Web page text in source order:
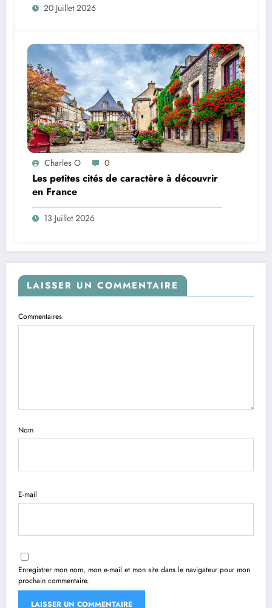
20 Juillet 2026
Charles O 0
Les petites cités de caractère à découvrir
en France
13 Juillet 2026
LAISSER UN COMMENTAIRE
Commentaires
Nom
E-mail
Enregistrer mon nom, mon e-mail et mon site dans le navigateur pour mon
prochain commentaire.